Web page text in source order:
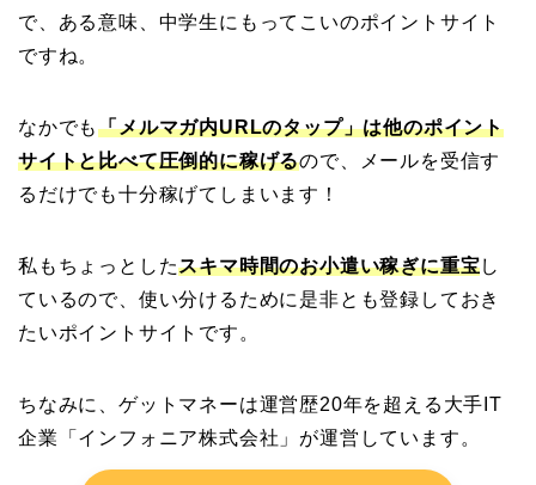
で、ある意味、中学生にもってこいのポイントサイト
ですね。
なかでも「メルマガ内URLのタップ」は他のポイント
サイトと比べて圧倒的に稼げるので、メールを受信す
るだけでも十分稼げてしまいます！
私もちょっとしたスキマ時間のお小遣い稼ぎに重宝し
ているので、使い分けるために是非とも登録しておき
たいポイントサイトです。
ちなみに、ゲットマネーは運営歴20年を超える大手IT
企業「インフォニア株式会社」が運営しています。